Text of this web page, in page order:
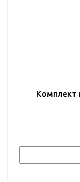
Комплект